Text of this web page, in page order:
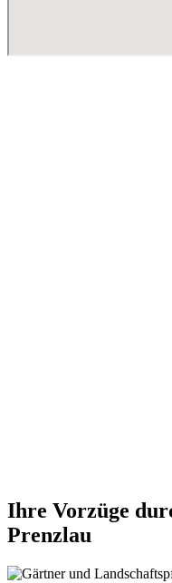
Ihre Vorzüge
Prenzlau